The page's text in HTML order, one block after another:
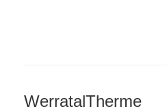
WerratalTherme